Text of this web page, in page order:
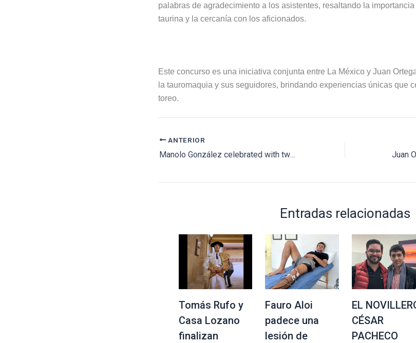
palabras de agradecimiento a los asistentes, resaltando la
taurina y la cercanía con los aficionados.
Este concurso es una iniciativa conjunta entre La México y Juan
la tauromaquia y sus seguidores, brindando experiencias únicas que
toreo.
ANTERIOR
Manolo González celebrated with two ears in León, Guanajuato
Entradas relacionadas
Tomás Rufo y
Casa Lozano
finalizan
Fauro Aloi
padece una
lesión de
EL
CÉSAR
PACHECO